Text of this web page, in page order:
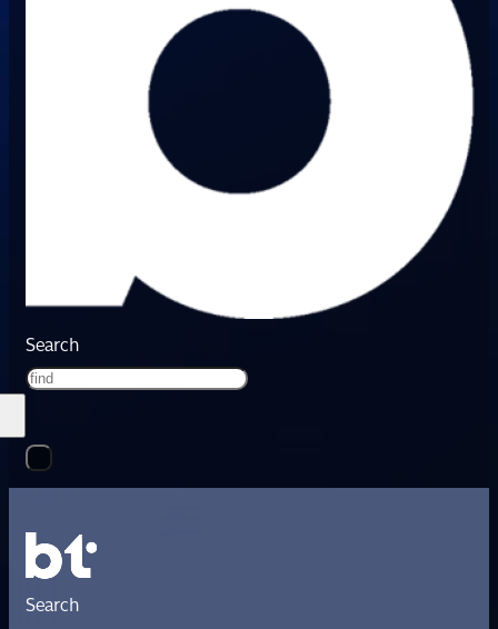
Search
Search